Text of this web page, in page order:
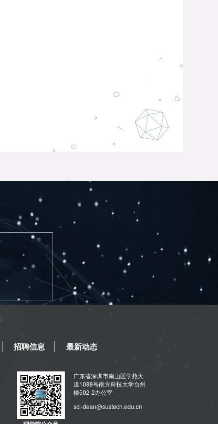
招聘信息 最新动态
广东省深圳市南山区学苑大
道1088号南方科技大学台州
楼502-2办公室
sci-dean@sustech.edu.cn